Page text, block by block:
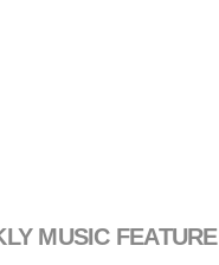
MUSIC FEATURE